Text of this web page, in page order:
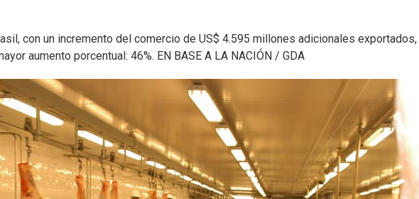
con un incremento del comercio de US$ 4.595 millones adicionales exportados,
aumento porcentual: 46%. EN BASE A LA NACIÓN / GDA